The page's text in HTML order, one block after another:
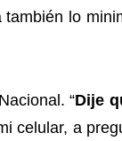
lo
“Dije
celular, a